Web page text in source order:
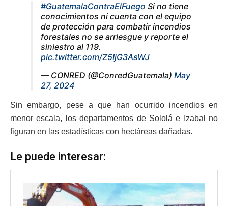
#GuatemalaContraElFuego Si no tiene
conocimientos ni cuenta con el equipo
de protección para combatir incendios
forestales no se arriesgue y reporte el
siniestro al 119.
pic.twitter.com/Z5IjG3AsWJ
— CONRED (@ConredGuatemala) May
27, 2024
Sin embargo, pese a que han ocurrido incendios en
menor escala, los departamentos de Sololá e Izabal no
figuran en las estadísticas con hectáreas dañadas.
Le puede interesar: